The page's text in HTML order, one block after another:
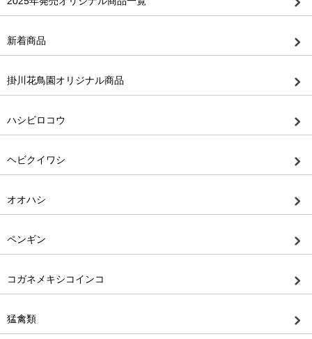
新着商品
掛川花鳥園オリジナル商品
ハシビロコウ
ヘビクイワシ
オオハシ
ペンギン
コガネメキシコインコ
猛禽類